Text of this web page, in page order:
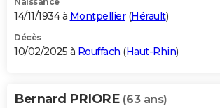
14/11/1934 à Montpellier(Hérault)
Décès
10/02/2025 à Rouffach (Haut-Rhin)
Bernard PRIORE (63 ans)